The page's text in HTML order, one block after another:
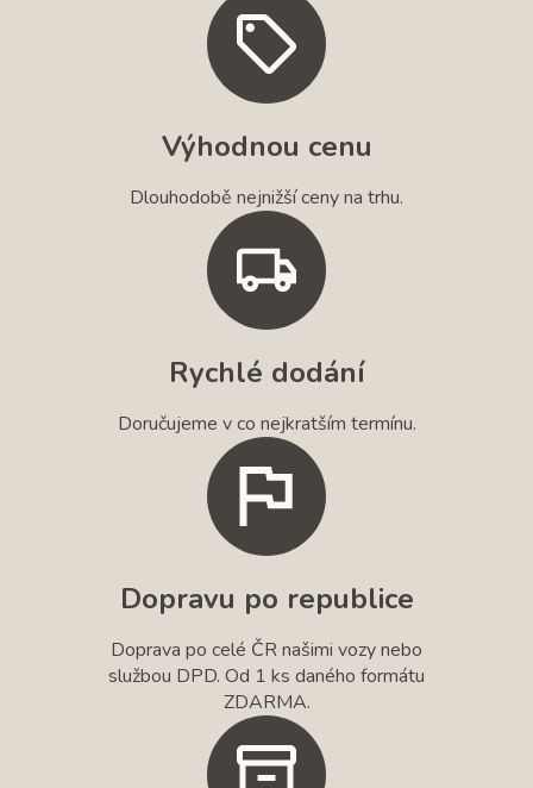
Výhodnou cenu
Dlouhodobě nejnižší ceny na trhu.
Rychlé dodání
Doručujeme v co nejkratším termínu.
Dopravu po republice
Doprava po celé ČR našimi vozy nebo
službou DPD. Od 1 ks daného formátu
ZDARMA.